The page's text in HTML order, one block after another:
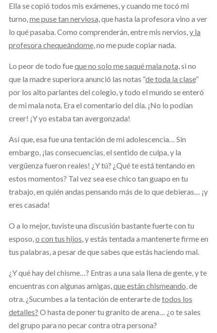
Ella se copió todos mis exámenes, y cuando me tocó mi
turno,me puse tan nerviosa,que hasta la profesora vino a ver
lo qué pasaba. Como comprenderán, entre mis nervios,y la
profesora chequeándome,no me pude copiar nada.
Lo peor de todo fueque no solo me saqué mala nota,si no
que la madre superiora anunció las notas “de toda la clase”
por los alto parlantes del colegio, y todo el mundo se enteró
de mi mala nota. Era el comentario del día. ¡No lo podían
creer! ¡Y yo estaba tan avergonzada!
Así que, esa fue una tentación de mi adolescencia… Sin
embargo, ¡las consecuencias, el sentido de culpa, y la
vergüenza fueron reales! ¿Y tú? ¿Qué te está tentando en
estos momentos? Tal vez sea ese chico tan guapo en tu
trabajo, en quién andas pensando más de lo que debieras… ¡y
eres casada!
O a lo mejor, tuviste una discusión bastante fuerte con tu
esposo,o con tus hijos, y estás tentada a mantenerte firme en
tus palabras, a pesar de que sabes que estás haciendo mal.
¿Y qué hay del chisme…? Entras a una sala llena de gente, y te
encuentras con algunas amigas,que están chismeando,de
otra. ¿Sucumbes a la tentación de enterarte detodos los
detalles? O hasta de poner tu granito de arena… ¿o te sales
del grupo para no pecar contra otra persona?